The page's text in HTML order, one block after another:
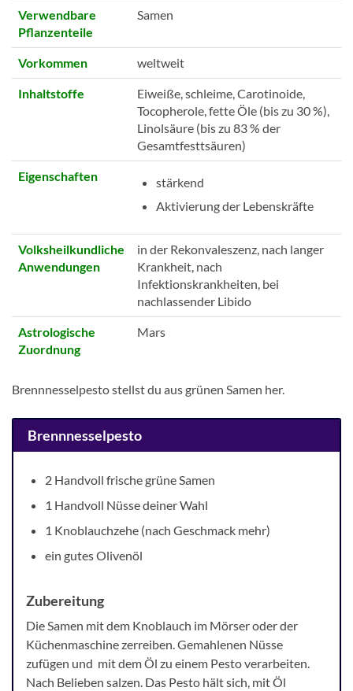
Verwendbare
Pflanzenteile
Samen
Vorkommen weltweit
Inhaltstoffe
Eiweiße, schleime, Carotinoide,
Tocopherole, fette Öle (bis zu 30 %),
Linolsäure (bis zu 83 % der
Gesamtfesttsäuren)
Eigenschaften
stärkend
Aktivierung der Lebenskräfte
Volksheilkundliche
Anwendungen
in der Rekonvaleszenz, nach langer
Krankheit, nach
Infektionskrankheiten, bei
nachlassender Libido
Astrologische
Zuordnung
Mars
Brennnesselpesto stellst du aus grünen Samen her.
Brennnesselpesto
2 Handvoll frische grüne Samen
1 Handvoll Nüsse deiner Wahl
1 Knoblauchzehe (nach Geschmack mehr)
ein gutes Olivenöl
Zubereitung
Die Samen mit dem Knoblauch im Mörser oder der
Küchenmaschine zerreiben. Gemahlenen Nüsse
zufügen und mit dem Öl zu einem Pesto verarbeiten.
Nach Belieben salzen. Das Pesto hält sich, mit Öl